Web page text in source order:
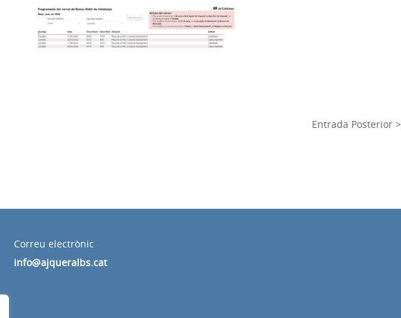
Entrada Posterior >
Correu electrònic
info@ajqueralbs.cat